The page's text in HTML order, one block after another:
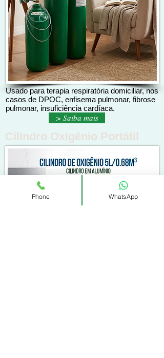
Usado para terapia respiratória domiciliar, nos
casos de DPOC, enfisema pulmonar, fibrose
pulmonar, insuficiência cardíaca.
> Saiba mais
Cilindro Oxigênio Portátil
Phone WhatsApp